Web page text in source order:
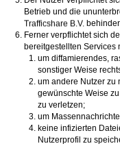
Betrieb und die
Ferner verpflichtet sich
bereitgestellten Services
um diffamierendes,
sonstiger Weise
um andere Nutzer zu
gewünschte Weise
zu verletzen;
um
keine infizierten
Nutzerprofil zu